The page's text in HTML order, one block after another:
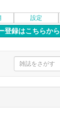
設定
登録はこちらから